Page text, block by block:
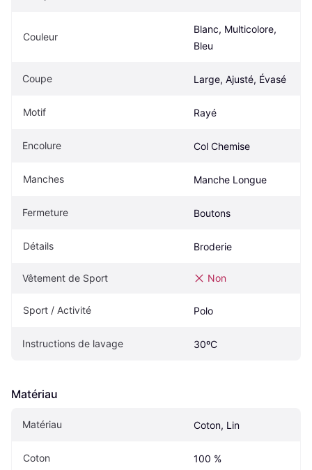
Couleur
Blanc, Multicolore,
Bleu
Coupe Large, Ajusté, Évasé
Motif Rayé
Encolure Col Chemise
Manches Manche Longue
Fermeture Boutons
Détails Broderie
Vêtement de Sport Non
Sport / Activité Polo
Instructions de lavage 30ºC
Matériau
Matériau Coton, Lin
Coton 100 %